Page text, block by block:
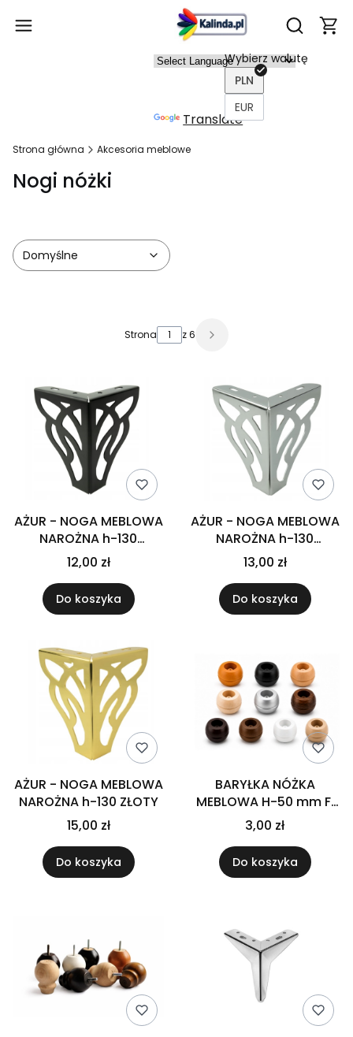
Otwórz
Translate
Wybierz walutę
PLN
EUR
Strona główna Akcesoria meblowe
Nogi nóżki
Domyślne
Strona z 6 Następne produkty
AŻUR - NOGA MEBLOWA
NAROŻNA h-130
CZARNA
12,00 zł
Do koszyka
AŻUR - NOGA MEBLOWA
NAROŻNA h-130
SREBRNY CHROM
13,00 zł
Do koszyka
AŻUR - NOGA MEBLOWA
NAROŻNA h-130 ZŁOTY
15,00 zł
Do koszyka
BARYŁKA NÓŻKA
MEBLOWA H-50 mm FI
78 mm
3,00 zł
Do koszyka